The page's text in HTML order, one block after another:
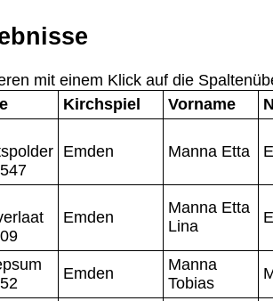
mit einem Klick auf die
Kirchspiel Vorname
Emden Manna Etta
Emden
Manna Etta
Lina
Emden
Manna
Tobias